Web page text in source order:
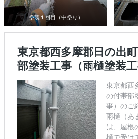
塗装１回目（中塗り）